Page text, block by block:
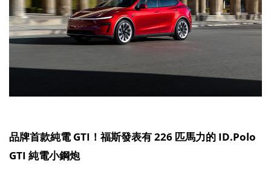
品牌首款純電 GTI！福斯發表有 226 匹馬力的 ID.Polo
GTI 純電小鋼炮